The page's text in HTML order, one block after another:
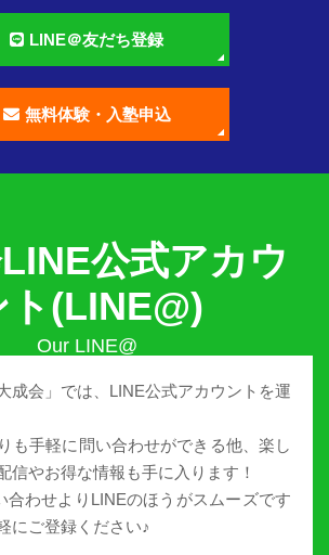
LINE＠友だち登録
無料体験・入塾申込
公式アカウ
ト(LINE@)
成会」では、LINE公式アカウントを運
も手軽に問い合わせができる他、楽し
信やお得な情報も手に入ります！
合わせよりLINEのほうがスムーズです
にご登録ください♪